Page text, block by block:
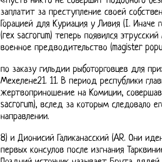
заплатит за преступление своей
Горацией для Куриация у Ливия (I. Иначе
(rex sacrorum) теперь появился
военное предводительство (magister
по заказу гильдии рыботорговцев для
Мехелене21. 11. В период республики
жертвоприношение на Комиции,
sacrorum), вслед за которым следовало
направлении.
8) и Дионисий Галиканасский (AR. Они
первых консулов после изгнания